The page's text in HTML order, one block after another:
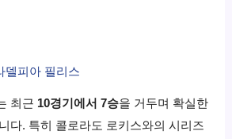
델피아 필리스
최근 10경기에서 7승을 거두며 확실한
다. 특히 콜로라도 로키스와의 시리즈